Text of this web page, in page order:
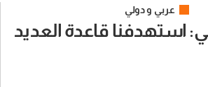
عربي و دولي
استهدفنا قاعدة العديد